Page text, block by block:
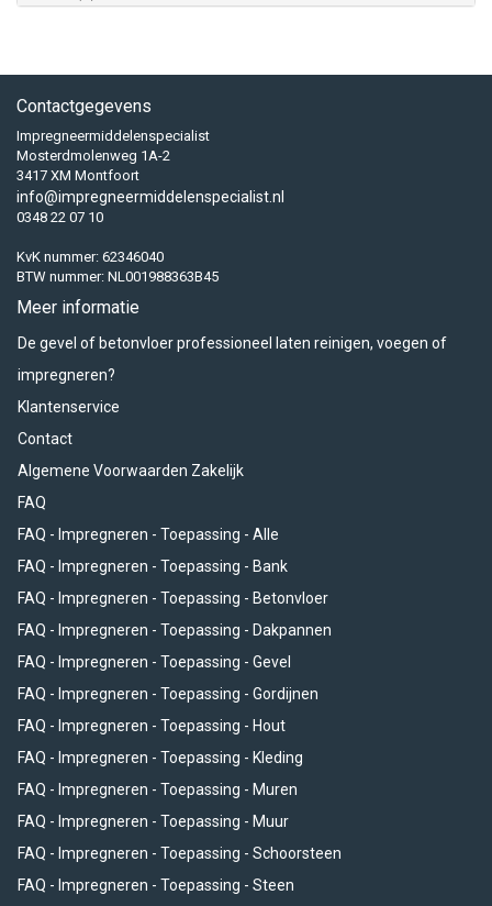
Contactgegevens
Impregneermiddelenspecialist
Mosterdmolenweg 1A-2
3417 XM Montfoort
info@impregneermiddelenspecialist.nl
0348 22 07 10
KvK nummer: 62346040
BTW nummer: NL001988363B45
Meer informatie
De gevel of betonvloer professioneel laten reinigen, voegen of
impregneren?
Klantenservice
Contact
Algemene Voorwaarden Zakelijk
FAQ
FAQ - Impregneren - Toepassing - Alle
FAQ - Impregneren - Toepassing - Bank
FAQ - Impregneren - Toepassing - Betonvloer
FAQ - Impregneren - Toepassing - Dakpannen
FAQ - Impregneren - Toepassing - Gevel
FAQ - Impregneren - Toepassing - Gordijnen
FAQ - Impregneren - Toepassing - Hout
FAQ - Impregneren - Toepassing - Kleding
FAQ - Impregneren - Toepassing - Muren
FAQ - Impregneren - Toepassing - Muur
FAQ - Impregneren - Toepassing - Schoorsteen
FAQ - Impregneren - Toepassing - Steen